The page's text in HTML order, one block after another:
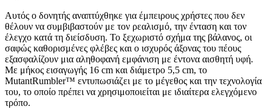
Αυτός ο δονητής αναπτύχθηκε για έμπειρους χρήστες που δεν
θέλουν να συμβιβαστούν με τον ρεαλισμό, την ένταση και τον
έλεγχο κατά τη διείσδυση. Το ξεχωριστό σχήμα της βάλανος, οι
σαφώς καθορισμένες φλέβες και ο ισχυρός άξονας του πέους
εξασφαλίζουν μια αληθοφανή εμφάνιση με έντονα αισθητή υφή.
Με μήκος εισαγωγής 16 cm και διάμετρο 5,5 cm, το
MutantRumbler™ εντυπωσιάζει με το μέγεθος και την τεχνολογία
του, το οποίο πρέπει να χρησιμοποιείται με ιδιαίτερα ελεγχόμενο
τρόπο.